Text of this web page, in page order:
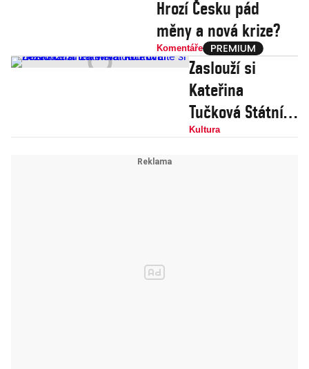
Hrozí Česku pád
měny a nová krize?
Komentáře
Zaslouží si
Kateřina
Tučková Státní
cenu za
Kultura